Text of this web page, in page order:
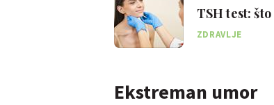
TSH test:
ZDRAVLJE
Ekstreman umor